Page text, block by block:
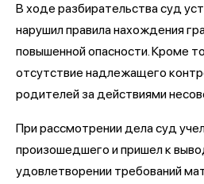
В ходе разбирательства суд
нарушил правила нахождения
повышенной опасности. Кроме
отсутствие надлежащего
родителей за действиями
При рассмотрении дела суд
произошедшего и пришел к
удовлетворении требований